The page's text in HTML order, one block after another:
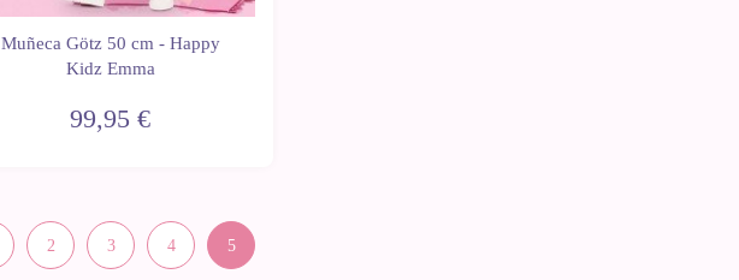
Muñeca Götz 50 cm - Happy
Kidz Emma
99,95 €
2 3 4 5